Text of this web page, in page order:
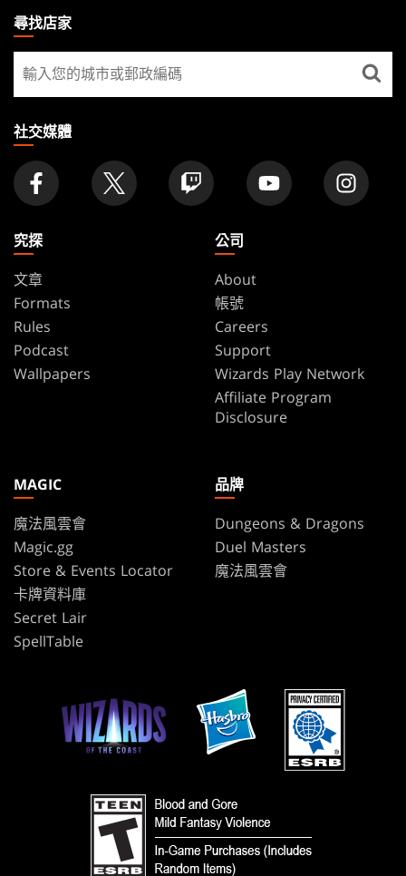
THE
GATHERING
FOOTER
尋找店家
尋
找
家
社交媒體
究探
文章
Formats
Rules
Podcast
Wallpapers
公司
About
帳號
Careers
Support
Wizards Play Network
Affiliate Program
Disclosure
MAGIC
魔法風雲會
Magic.gg
Store & Events Locator
卡牌資料庫
Secret Lair
SpellTable
品牌
Dungeons & Dragons
Duel Masters
魔法風雲會